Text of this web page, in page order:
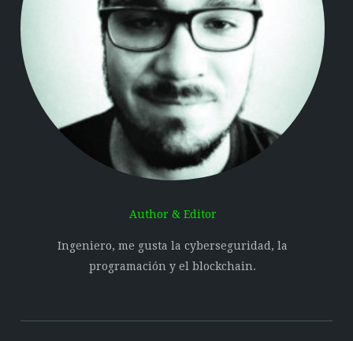
Author & Editor
Ingeniero, me gusta la cyberseguridad, la
programación y el blockchain.